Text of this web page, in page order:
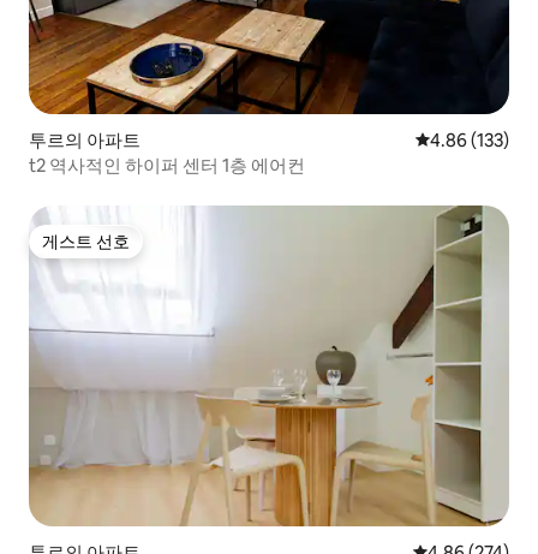
투르의 아파트 평점 4.86점(5
4.86 (133)
t2 역사적인 하이퍼 센터 1층 에어컨
게스트 선호
게스트 선호